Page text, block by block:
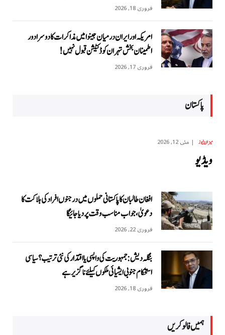
فروری 18, 2026
امریکہ اور ایران درمیان جینوا میں مذاکرات کا دوسرا دور
اطمینان بخش تہران کو ڈکٹیشن قبول نہیں!
فروری 17, 2026
پاکستان
میزان نیوز مئی 12, 2026
ویڈیو
افغان طالبان کا پاکستانی حملوں میں درجنوں افراد کی ہلاکت کا
دعویٰ، جواب مناسب وقت پر دیا جائیگا
فروری 22, 2026
بنگلہ دیش: جمہوریت کی واپسی یا اقتدار کی نئی ترتیب؟ سیاسی
استحکام جنوبی ایشیائی ملکوں کیلئے ناگزیر ہے
فروری 18, 2026
ہمیں فالو کریں